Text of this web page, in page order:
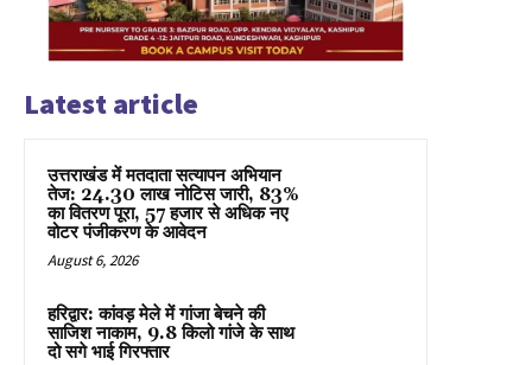
Latest article
उत्तराखंड में मतदाता सत्यापन अभियान
तेज: 24.30 लाख नोटिस जारी, 83%
का वितरण पूरा, 57 हजार से अधिक नए
वोटर पंजीकरण के आवेदन
August 6, 2026
हरिद्वार: कांवड़ मेले में गांजा बेचने की
साजिश नाकाम, 9.8 किलो गांजे के साथ
दो सगे भाई गिरफ्तार